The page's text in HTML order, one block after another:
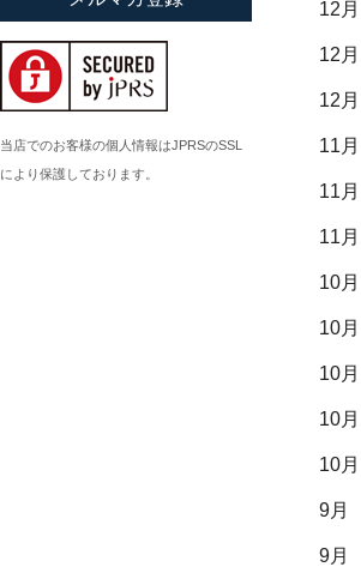
12月
12月
12月
11月
11月
11月
10月
10月
10月
10月
10月
9月
9月
小倉広太郎
岡田直人
岡野達也
岡本修
小川佳子
当店でのお客様の個人情報はJPRSのSSL
により保護しております。